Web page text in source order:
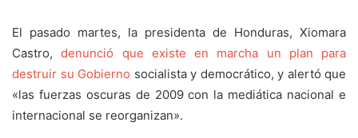
El pasado martes, la presidenta de Honduras, Xiomara
Castro,denunció que existe en marcha un plan para
destruir su Gobierno socialista y democrático, y alertó que
«las fuerzas oscuras de 2009 con la mediática nacional e
internacional se reorganizan».